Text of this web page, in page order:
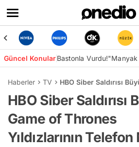
Güncel KonularBastonla Vurdu!"Manyak
Haberler TV HBO Siber Saldırısı
HBO Siber Saldırısı
Game of Thrones
Yıldızlarının